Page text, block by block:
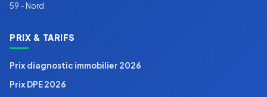
59 - Nord
PRIX & TARIFS
Prix diagnostic immobilier 2026
Prix DPE 2026